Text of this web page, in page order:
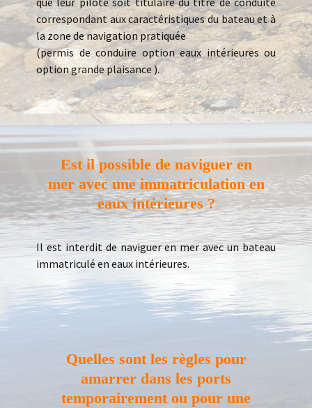
correspondant aux caractéristiques du bateau et à
la zone de navigation pratiquée
(permis de conduire option eaux intérieures ou
option grande plaisance ).
Est il possible de naviguer en
mer avec une immatriculation en
eaux intérieures ?
Il est interdit de naviguer en mer avec un bateau
immatriculé en eaux intérieures.
Quelles sont les règles pour
amarrer dans les ports
temporairement ou pour une